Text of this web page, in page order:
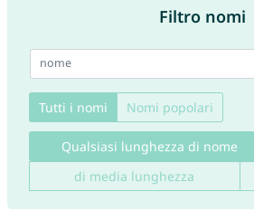
Filtro nomi
Tutti i nomi Nomi popolari
Qualsiasi lunghezza di nome
di media lunghezza